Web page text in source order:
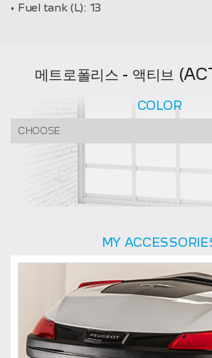
Fuel tank (L): 13
메트로폴리스 - 액티브
COLOR
CHOOSE
MY